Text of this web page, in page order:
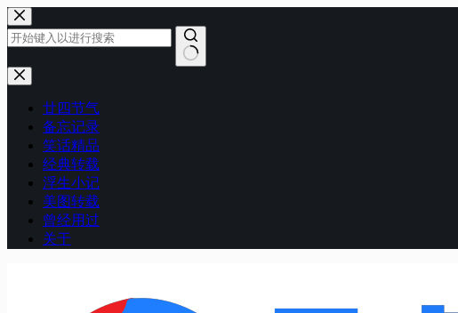
跳
至
内
容
无
廿四节气
备忘记录
笑话精品
经典转载
浮生小记
美图转载
曾经用过
关于